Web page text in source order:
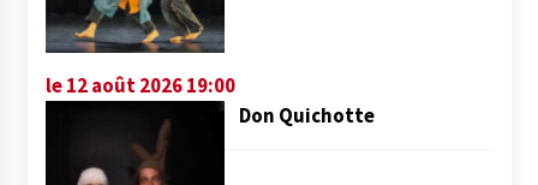
le 12 août 2026 19:00
Don Quichotte